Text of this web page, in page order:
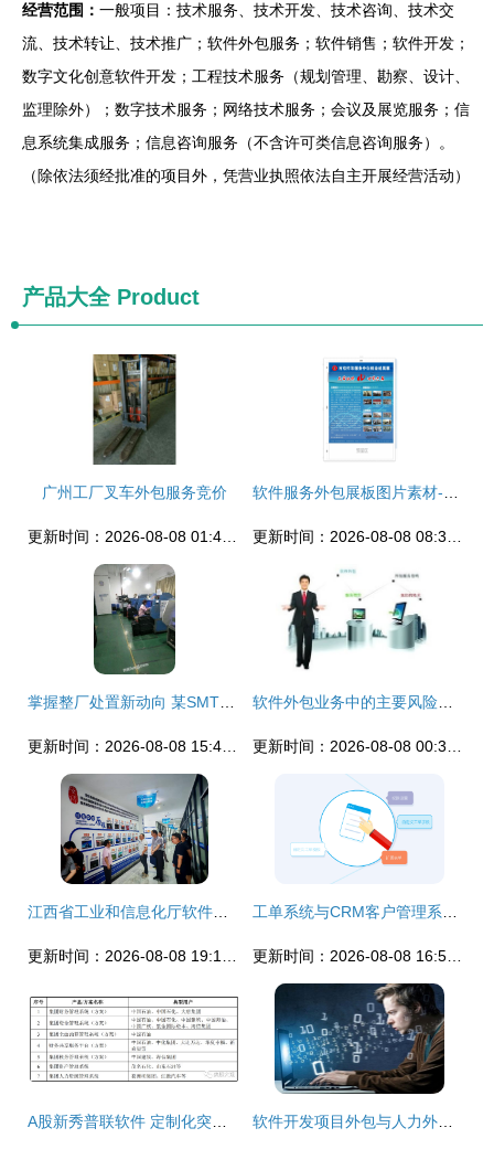
经营范围： 一般项目：技术服务、技术开发、技术咨询、技术交
流、技术转让、技术推广；软件外包服务；软件销售；软件开发；
数字文化创意软件开发；工程技术服务（规划管理、勘察、设计、
监理除外）；数字技术服务；网络技术服务；会议及展览服务；信
息系统集成服务；信息咨询服务（不含许可类信息咨询服务）。
（除依法须经批准的项目外，凭营业执照依法自主开展经营活动）
产品大全Product
广州工厂叉车外包服务竞价